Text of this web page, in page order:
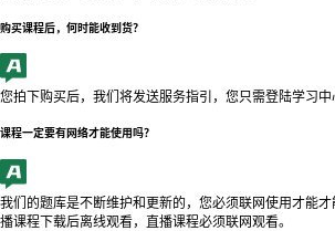
购买课程后，何时能收到货？
您拍下购买后，我们将发送服务指引，您只需登陆学习中
课程一定要有网络才能使用吗？
我们的题库是不断维护和更新的，您必须联网使用才能
播课程下载后离线观看，直播课程必须联网观看。